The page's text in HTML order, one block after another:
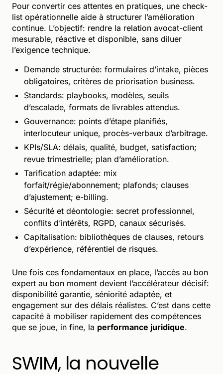
Pour convertir ces attentes en pratiques, une check-
list opérationnelle aide à structurer l’amélioration
continue. L’objectif: rendre la relation avocat-client
mesurable, réactive et disponible, sans diluer
l’exigence technique.
Demande structurée: formulaires d’intake, pièces
obligatoires, critères de priorisation business.
Standards: playbooks, modèles, seuils
d’escalade, formats de livrables attendus.
Gouvernance: points d’étape planifiés,
interlocuteur unique, procès-verbaux d’arbitrage.
KPIs/SLA: délais, qualité, budget, satisfaction;
revue trimestrielle; plan d’amélioration.
Tarification adaptée: mix
forfait/régie/abonnement; plafonds; clauses
d’ajustement; e-billing.
Sécurité et déontologie: secret professionnel,
conflits d’intérêts, RGPD, canaux sécurisés.
Capitalisation: bibliothèques de clauses, retours
d’expérience, référentiel de risques.
Une fois ces fondamentaux en place, l’accès au bon
expert au bon moment devient l’accélérateur décisif:
disponibilité garantie, séniorité adaptée, et
engagement sur des délais réalistes. C’est dans cette
capacité à mobiliser rapidement des compétences
que se joue, in fine, la performance juridique.
SWIM, la nouvelle